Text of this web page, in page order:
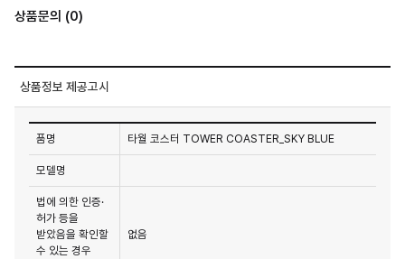
상품문의 (0)
상품정보 제공고시
품명 타월 코스터 TOWER COASTER_SKY BLUE
모델명
법에 의한 인증·
허가 등을
받았음을 확인할
수 있는 경우
없음